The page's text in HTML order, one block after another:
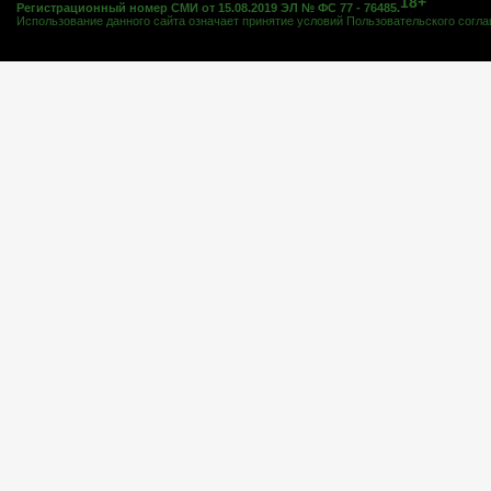
Регистрационный номер СМИ от 15.08.2019 ЭЛ № ФС 77 - 76485.
Использование данного сайта означает принятие условий Пользовательского